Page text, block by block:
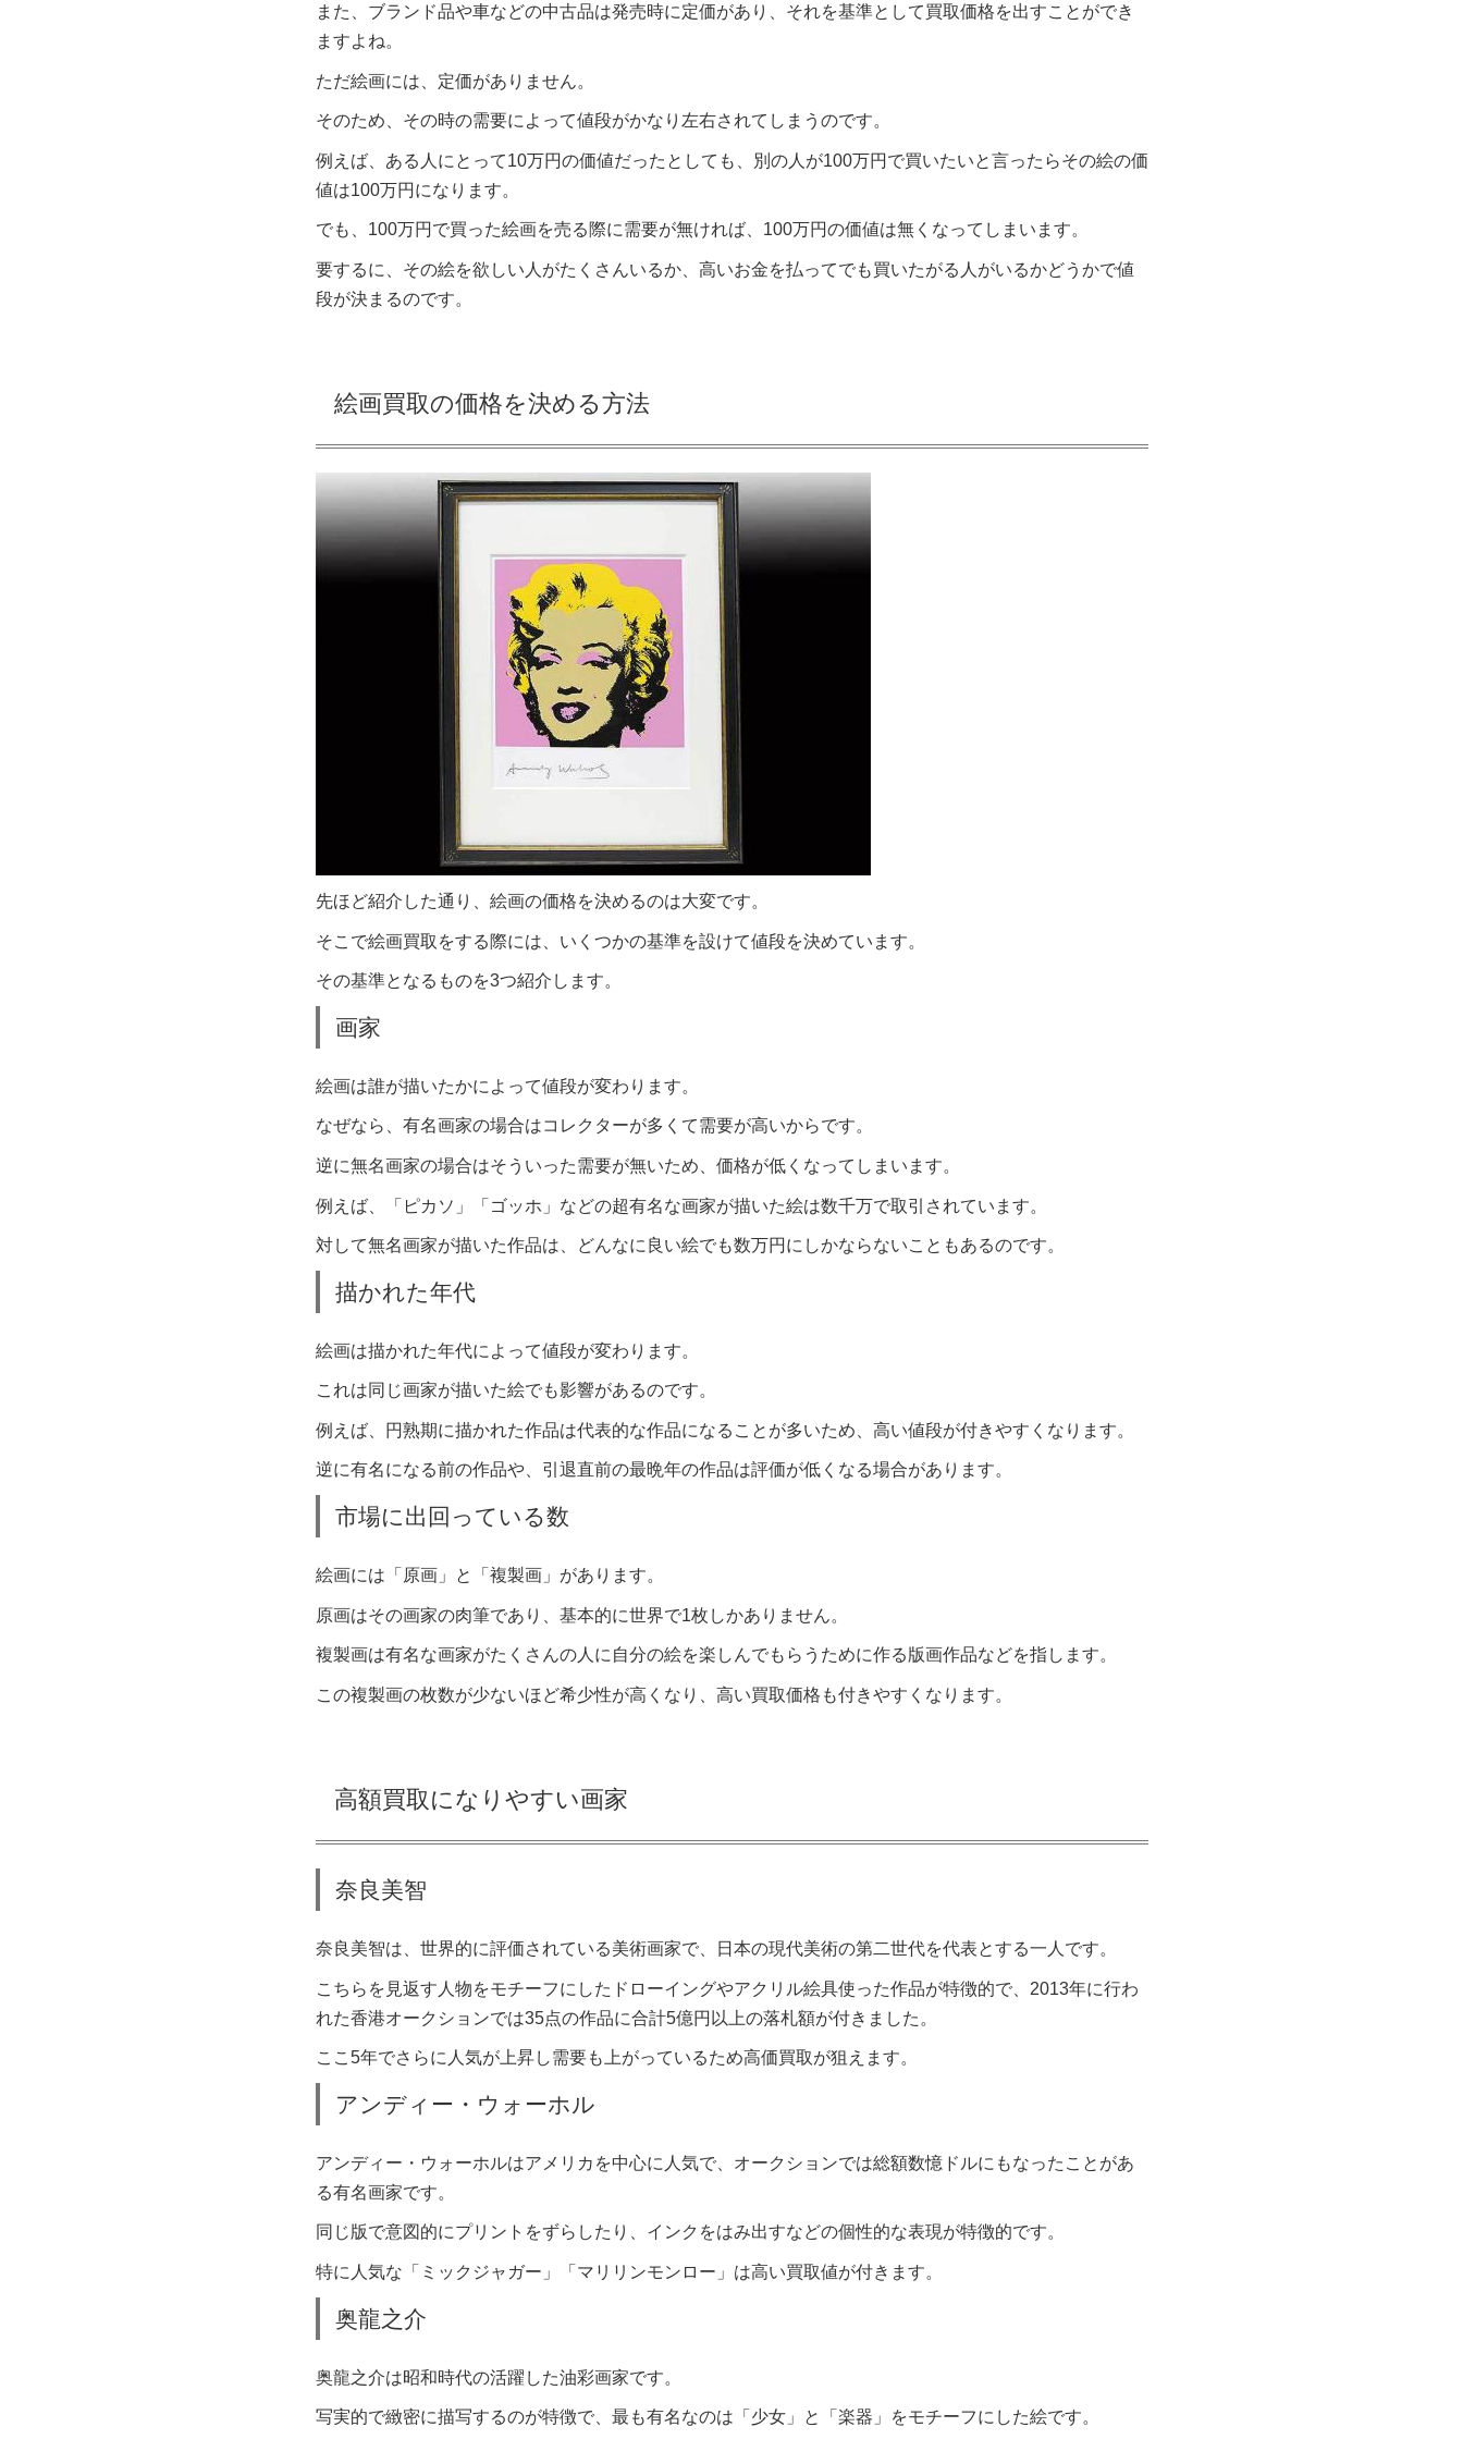
また、ブランド品や車などの中古品は発売時に定価があり、それを基準として買取価格を出すことができ
ますよね。
ただ絵画には、定価がありません。
そのため、その時の需要によって値段がかなり左右されてしまうのです。
例えば、ある人にとって10万円の価値だったとしても、別の人が100万円で買いたいと言ったらその絵の価
値は100万円になります。
でも、100万円で買った絵画を売る際に需要が無ければ、100万円の価値は無くなってしまいます。
要するに、その絵を欲しい人がたくさんいるか、高いお金を払ってでも買いたがる人がいるかどうかで値
段が決まるのです。
絵画買取の価格を決める方法
先ほど紹介した通り、絵画の価格を決めるのは大変です。
そこで絵画買取をする際には、いくつかの基準を設けて値段を決めています。
その基準となるものを3つ紹介します。
画家
絵画は誰が描いたかによって値段が変わります。
なぜなら、有名画家の場合はコレクターが多くて需要が高いからです。
逆に無名画家の場合はそういった需要が無いため、価格が低くなってしまいます。
例えば、「ピカソ」「ゴッホ」などの超有名な画家が描いた絵は数千万で取引されています。
対して無名画家が描いた作品は、どんなに良い絵でも数万円にしかならないこともあるのです。
描かれた年代
絵画は描かれた年代によって値段が変わります。
これは同じ画家が描いた絵でも影響があるのです。
例えば、円熟期に描かれた作品は代表的な作品になることが多いため、高い値段が付きやすくなります。
逆に有名になる前の作品や、引退直前の最晩年の作品は評価が低くなる場合があります。
市場に出回っている数
絵画には「原画」と「複製画」があります。
原画はその画家の肉筆であり、基本的に世界で1枚しかありません。
複製画は有名な画家がたくさんの人に自分の絵を楽しんでもらうために作る版画作品などを指します。
この複製画の枚数が少ないほど希少性が高くなり、高い買取価格も付きやすくなります。
高額買取になりやすい画家
奈良美智
奈良美智は、世界的に評価されている美術画家で、日本の現代美術の第二世代を代表とする一人です。
こちらを見返す人物をモチーフにしたドローイングやアクリル絵具使った作品が特徴的で、2013年に行わ
れた香港オークションでは35点の作品に合計5億円以上の落札額が付きました。
ここ5年でさらに人気が上昇し需要も上がっているため高価買取が狙えます。
アンディー・ウォーホル
アンディー・ウォーホルはアメリカを中心に人気で、オークションでは総額数憶ドルにもなったことがあ
る有名画家です。
同じ版で意図的にプリントをずらしたり、インクをはみ出すなどの個性的な表現が特徴的です。
特に人気な「ミックジャガー」「マリリンモンロー」は高い買取値が付きます。
奥龍之介
奥龍之介は昭和時代の活躍した油彩画家です。
写実的で緻密に描写するのが特徴で、最も有名なのは「少女」と「楽器」をモチーフにした絵です。